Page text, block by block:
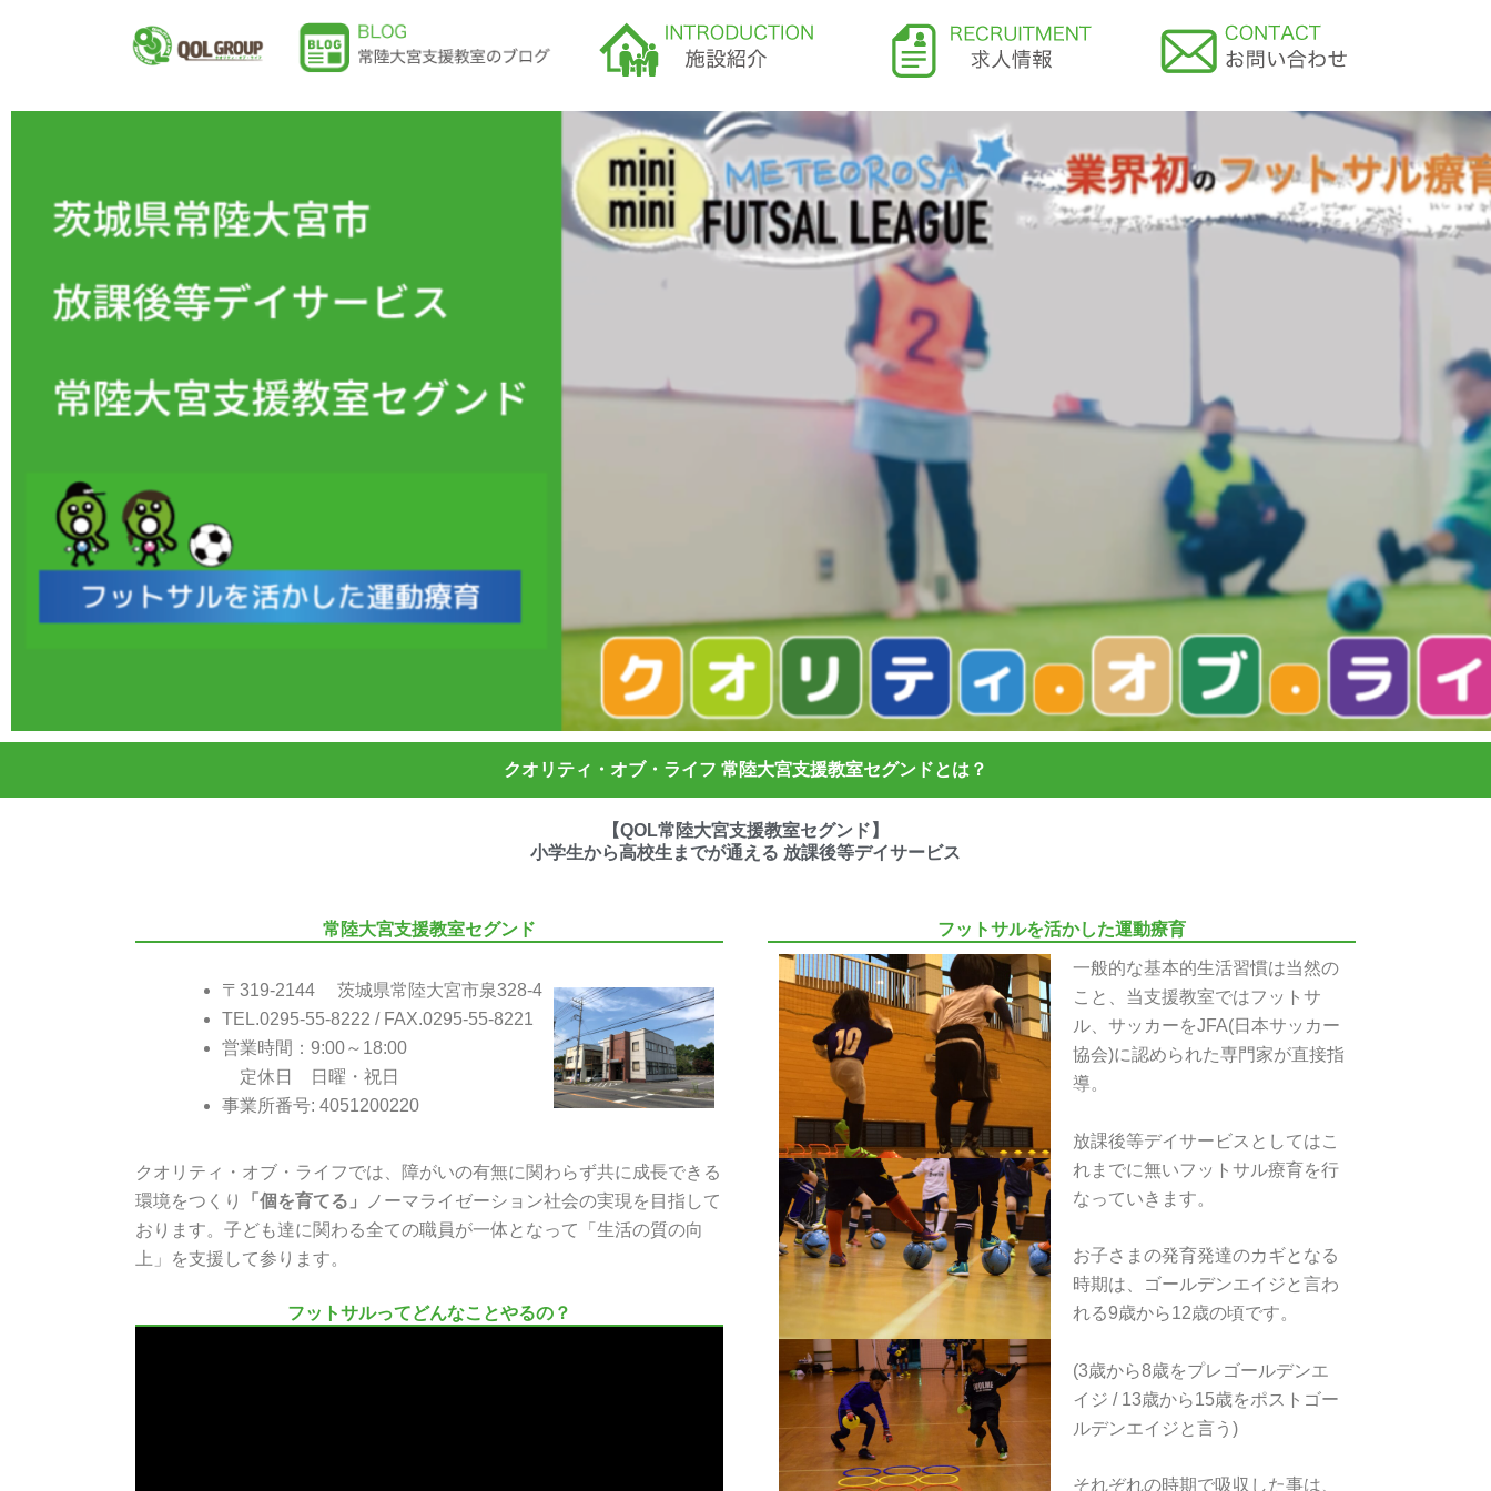
クオリティ・オブ・ライフ 常陸大宮支援教室セグンドとは？
【QOL常陸大宮支援教室セグンド】
小学生から高校生までが通える 放課後等デイサービス
常陸大宮支援教室セグンド
〒319-2144 茨城県常陸大宮市泉328-4
TEL.0295-55-8222 / FAX.0295-55-8221
営業時間：9:00～18:00
定休日 日曜・祝日
事業所番号: 4051200220
クオリティ・オブ・ライフでは、障がいの有無に関わらず共に成長できる
環境をつくり
「個を育てる」
ノーマライゼーション社会の実現を目指して
おります。子ども達に関わる全ての職員が一体となって「生活の質の向
上」を支援して参ります。
フットサルってどんなことやるの？
フットサルを活かした運動療育
一般的な基本的生活習慣は当然の
こと、当支援教室ではフットサ
ル、サッカーをJFA(日本サッカー
協会)に認められた専門家が直接指
導。
放課後等デイサービスとしてはこ
れまでに無いフットサル療育を行
なっていきます。
お子さまの発育発達のカギとなる
時期は、ゴールデンエイジと言わ
れる9歳から12歳の頃です。
(3歳から8歳をプレゴールデンエ
イジ / 13歳から15歳をポストゴー
ルデンエイジと言う)
それぞれの時期で吸収した事は、